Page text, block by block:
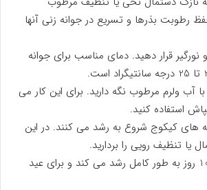
رطوبت بذرها و تسریع در جوانه زنی آنها
قرار دهید. دمای مناسب برای جوانه
آب ولرم مرطوب نگه دارید. برای این کار می
استفاده کنید.
3 روز، جوانه های کیکوج شروع به رشد می کنند. در این
یا تنظیف رویی را بردارید.
سبزه شما بعد از 7 تا 10 روز به طور کامل رشد می کند و برای عید